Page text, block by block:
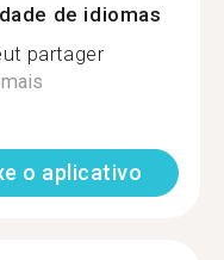
de idiomas
partager
o aplicativo